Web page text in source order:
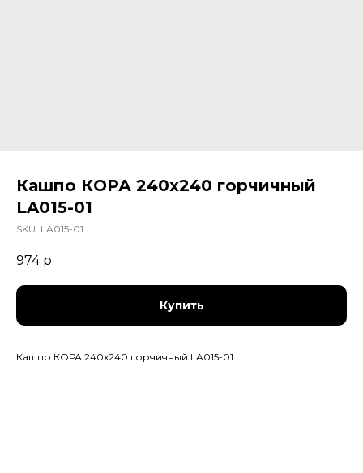
Кашпо КОРА 240x240 горчичный
LA015-01
SKU: LA015-01
974 р.
Купить
Кашпо КОРА 240x240 горчичный LA015-01